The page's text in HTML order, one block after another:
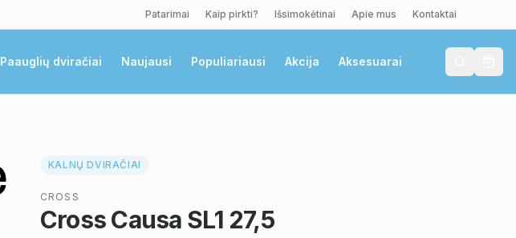
Patarimai Kaip pirkti? Išsimokėtinai Apie mus Kontaktai
Paauglių dviračiai Naujausi Populiariausi Akcija Aksesuarai
KALNŲ DVIRAČIAI
CROSS
Cross Causa SL1 27,5